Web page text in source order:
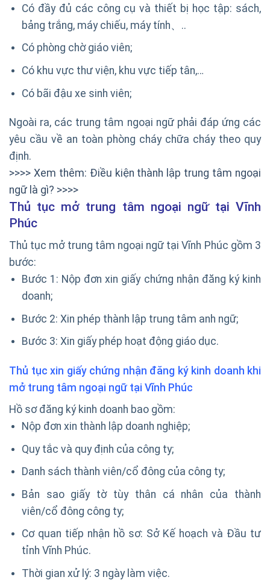
Có đầy đủ các công cụ và thiết bị học tập: sách,
bảng trắng, máy chiếu, máy tính、..
Có phòng chờ giáo viên;
Có khu vực thư viện, khu vực tiếp tân,…
Có bãi đậu xe sinh viên;
Ngoài ra, các trung tâm ngoại ngữ phải đáp ứng các
yêu cầu về an toàn phòng cháy chữa cháy theo quy
định.
>>>> Xem thêm: Điều kiện thành lập trung tâm ngoại
ngữ là gì? >>>>
Thủ tục mở trung tâm ngoại ngữ tại Vĩnh
Phúc
Thủ tục mở trung tâm ngoại ngữ tại Vĩnh Phúc gồm 3
bước:
Bước 1: Nộp đơn xin giấy chứng nhận đăng ký kinh
doanh;
Bước 2: Xin phép thành lập trung tâm anh ngữ;
Bước 3: Xin giấy phép hoạt động giáo dục.
Thủ tục xin giấy chứng nhận đăng ký kinh doanh khi
mở trung tâm ngoại ngữ tại Vĩnh Phúc
Hồ sơ đăng ký kinh doanh bao gồm:
Nộp đơn xin thành lập doanh nghiệp;
Quy tắc và quy định của công ty;
Danh sách thành viên/cổ đông của công ty;
Bản sao giấy tờ tùy thân cá nhân của thành
viên/cổ đông công ty;
Cơ quan tiếp nhận hồ sơ: Sở Kế hoạch và Đầu tư
tỉnh Vĩnh Phúc.
Thời gian xử lý: 3 ngày làm việc.